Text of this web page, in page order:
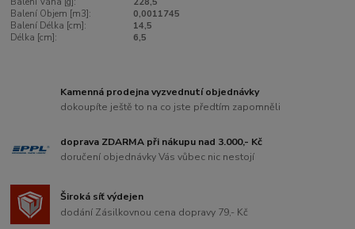
Balení Objem [m3]:
0,0011745
Balení Délka [cm]:
14,5
Délka [cm]:
6,5
Kamenná prodejna vyzvednutí objednávky
dokoupíte ještě to na co jste předtím zapomněli
doprava ZDARMA při nákupu nad 3.000,- Kč
doručení objednávky Vás vůbec nic nestojí
Široká síť výdejen
dodání Zásilkovnou cena dopravy 79,- Kč